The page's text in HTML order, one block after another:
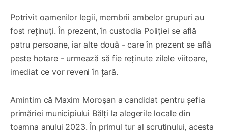
Potrivit oamenilor legii, membrii ambelor grupuri au
fost reținuți. În prezent, în custodia Poliției se află
patru persoane, iar alte două - care în prezent se află
peste hotare - urmează să fie reținute zilele viitoare,
imediat ce vor reveni în țară.
Amintim că Maxim Moroșan a candidat pentru șefia
primăriei municipiului Bălți la alegerile locale din
toamna anului 2023. În primul tur al scrutinului, acesta